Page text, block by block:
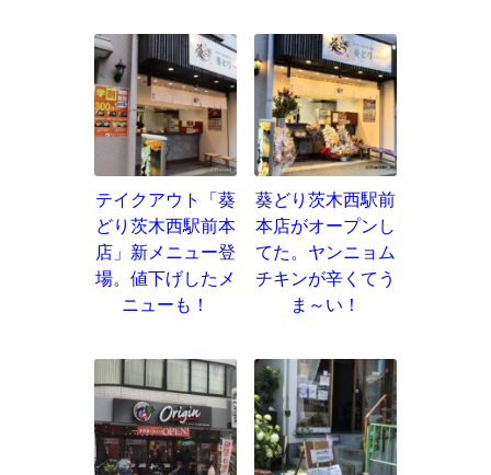
テイクアウト「葵
どり茨木西駅前本
店」新メニュー登
場。値下げしたメ
ニューも！
葵どり茨木西駅前
本店がオープンし
てた。ヤンニョム
チキンが辛くてう
ま～い！